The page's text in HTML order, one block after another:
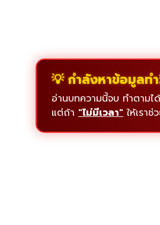
💡 กำลังหาข้อมูลท
อ่านบทความนี้จบ ทำตามไ
แต่ถ้า "ไม่มีเวลา" ให้เราช่